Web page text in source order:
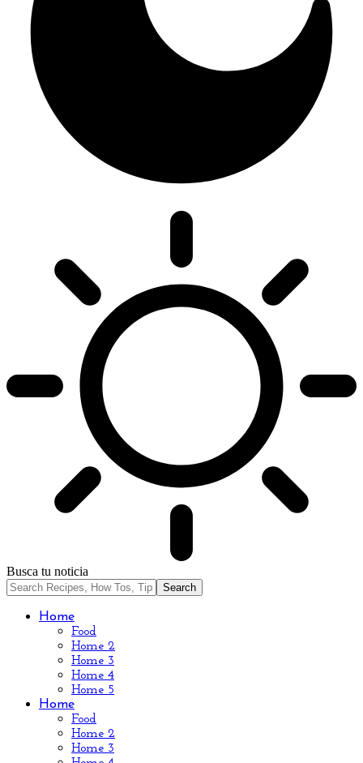
Busca tu noticia
Home
Food
Home 2
Home 3
Home 4
Home 5
Home
Food
Home 2
Home 3